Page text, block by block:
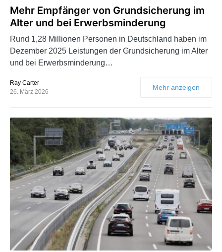
Mehr Empfänger von Grundsicherung im
Alter und bei Erwerbsminderung
Rund 1,28 Millionen Personen in Deutschland haben im
Dezember 2025 Leistungen der Grundsicherung im Alter
und bei Erwerbsminderung…
Ray Carter
26. März 2026
Mehr anzeigen